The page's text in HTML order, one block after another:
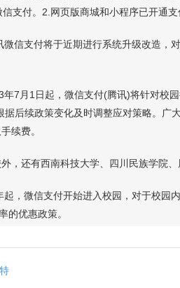
支付。2.网页版商城和小程序已开通
支付将于近期进行系统升级改造，
月1日起，微信支付(腾讯)将针对校
据后续政策变化及时调整应对策略。
续费。
还有西南科技大学、四川民族学院、
微信支付开始进入校园，对于校园
的优惠政策。